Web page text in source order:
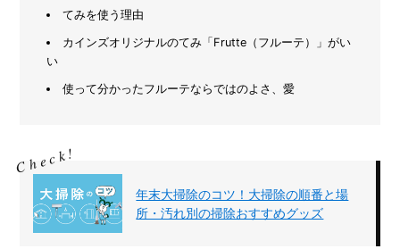
ー
カ
ー
てみを使う理由
カインズオリジナルのてみ「Frutte（フルーテ）」がい
い
使って分かったフルーテならではのよさ、愛
年末大掃除の​コツ！​大掃除の​順番と​場
所・​汚れ別の​掃除おすすめグッズ